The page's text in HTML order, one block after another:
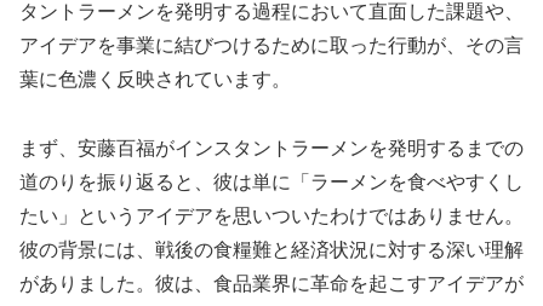
タントラーメンを発明する過程において直面した課題や、
アイデアを事業に結びつけるために取った行動が、その言
葉に色濃く反映されています。
まず、安藤百福がインスタントラーメンを発明するまでの
道のりを振り返ると、彼は単に「ラーメンを食べやすくし
たい」というアイデアを思いついたわけではありません。
彼の背景には、戦後の食糧難と経済状況に対する深い理解
がありました。彼は、食品業界に革命を起こすアイデアが